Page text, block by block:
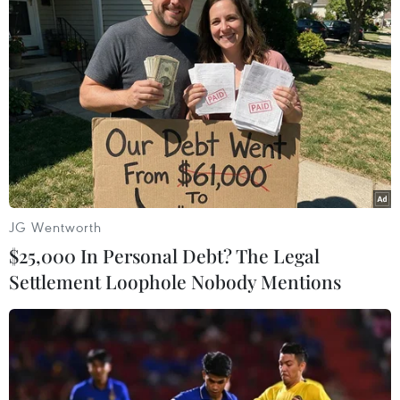
2/3 số nghị sỹ theo quy định đối
với việc bỏ phiếu cấp tốc.
(TTXVN/Vietnam+)
JG Wentworth
$25,000 In Personal Debt? The Legal
Settlement Loophole Nobody Mentions